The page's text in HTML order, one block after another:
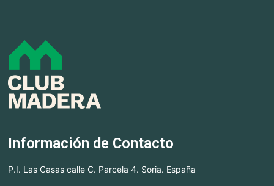
Información de Contacto
P.I. Las Casas calle C. Parcela 4. Soria. España